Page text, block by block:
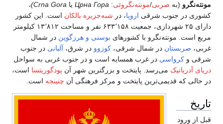
مونته‌نگرو (به صربی/مونته‌نگروئی:
Црна Гора یا Crna Gora)،
کشوری در جنوب شرقی اروپا، در شبه‌جزیره بالکان است. این کشور
دارای ۲۵ شهرداری، جمعیت ۶۳۳٬۱۵۸ نفر و مساحت ۱۳٬۸۱۲ کیلومتر
مربع است. مونته‌نگرو با کشورهای بوسنی و هرزگوین در شمال
غربی، صربستان در شمال شرقی، کوزوو در شرق، آلبانی در جنوب
شرقی و کرواسی در غرب همسایه است و در جنوب غربی به سواحل
دریای آدریاتیک می‌رسد. پایتخت و بزرگترین شهر آن پودگوریتسا است،
در حالی که قدیمی‌ترین پایتخت و مرکز فرهنگی آن چتینجه است.
تاریخ
قبل از ورود